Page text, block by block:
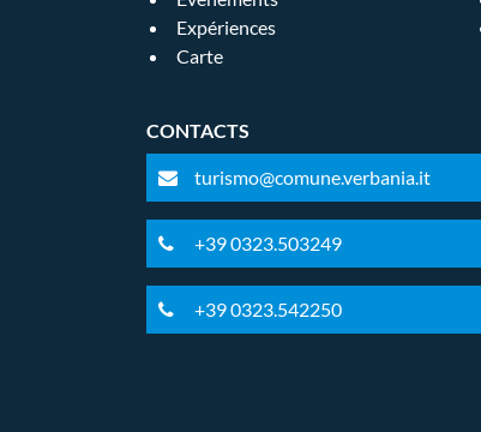
Expériences
Carte
CONTACTS
turismo@comune.verbania.it
+39 0323.503249
+39 0323.542250